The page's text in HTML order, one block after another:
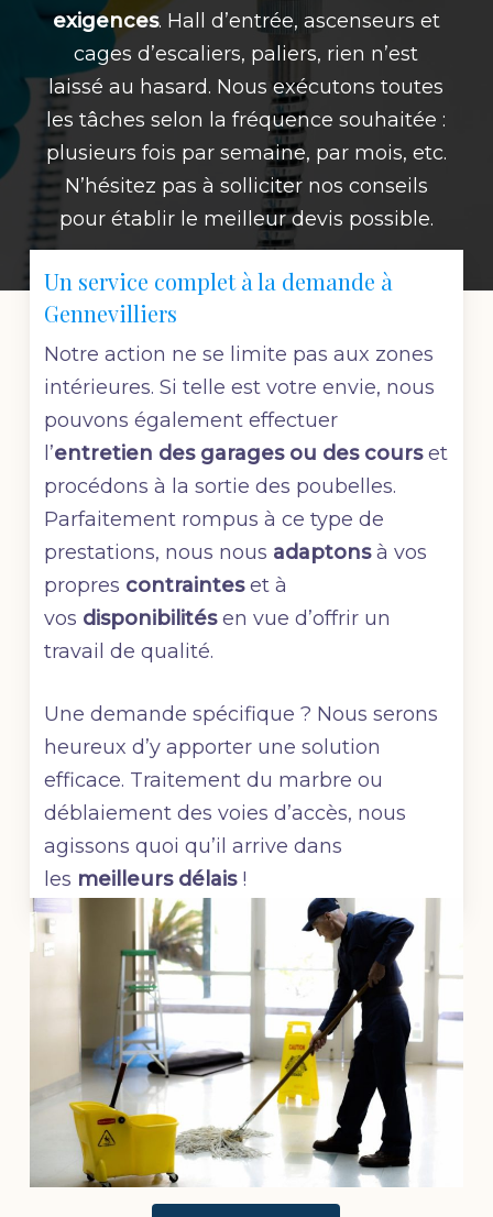
exigences. Hall d’entrée, ascenseurs et
cages d’escaliers, paliers, rien n’est
laissé au hasard. Nous exécutons toutes
les tâches selon la fréquence souhaitée :
plusieurs fois par semaine, par mois, etc.
N’hésitez pas à solliciter nos conseils
pour établir le meilleur devis possible.
Un service complet à la demande à
Gennevilliers
Notre action ne se limite pas aux zones
intérieures. Si telle est votre envie, nous
pouvons également effectuer
l’entretien des garages ou des courset
procédons à la sortie des poubelles.
Parfaitement rompus à ce type de
prestations, nous nous adaptonsà vos
propres contrainteset à
vos disponibilitésen vue d’offrir un
travail de qualité.
Une demande spécifique ? Nous serons
heureux d’y apporter une solution
efficace. Traitement du marbre ou
déblaiement des voies d’accès, nous
agissons quoi qu’il arrive dans
les meilleurs délais!